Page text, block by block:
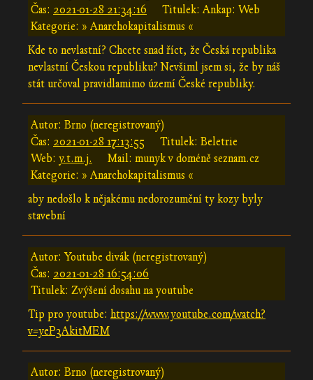
Čas: 2021-01-28 21:34:16
Titulek: Ankap: Web
Kategorie: » Anarchokapitalismus «
Kde to nevlastní? Chcete snad říct, že Česká republika
nevlastní Českou republiku? Nevšiml jsem si, že by náš
stát určoval pravidlamimo území České republiky.
Autor: Brno (neregistrovaný)
Čas: 2021-01-28 17:13:55
Titulek: Beletrie
Web: y.t.m.j.
Mail: munyk v doméně seznam.cz
Kategorie: » Anarchokapitalismus «
aby nedošlo k nějakému nedorozumění ty kozy byly
stavební
Autor: Youtube divák (neregistrovaný)
Čas: 2021-01-28 16:54:06
Titulek: Zvýšení dosahu na youtube
Tip pro youtube: https://www.youtube.com/watch?
v=yeP3AkitMEM
Autor: Brno (neregistrovaný)